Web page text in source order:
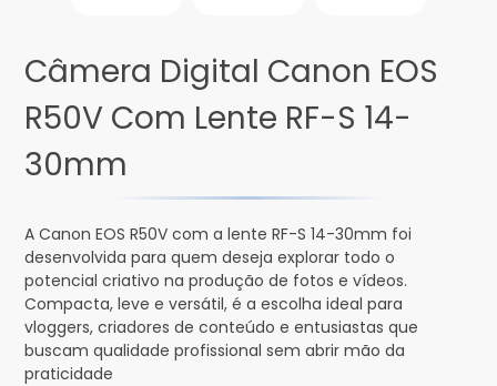
Câmera Digital Canon EOS
R50V Com Lente RF-S 14-
30mm
A Canon EOS R50V com a lente RF-S 14-30mm foi
desenvolvida para quem deseja explorar todo o
potencial criativo na produção de fotos e vídeos.
Compacta, leve e versátil, é a escolha ideal para
vloggers, criadores de conteúdo e entusiastas que
buscam qualidade profissional sem abrir mão da
praticidade